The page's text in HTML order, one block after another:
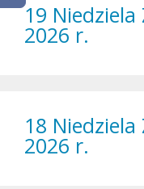
19 Niedziela
2026 r.
18 Niedziela
2026 r.